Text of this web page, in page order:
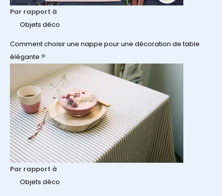
Par rapport à
Objets déco
Comment choisir une nappe pour une décoration de table
élégante ?
Par rapport à
Objets déco